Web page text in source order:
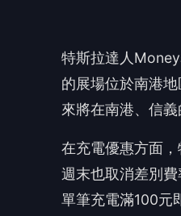
特斯拉達人
的展場位於南港
來將在南港、信義
在充電優惠方面
週末也取消差別
單筆充電滿100元